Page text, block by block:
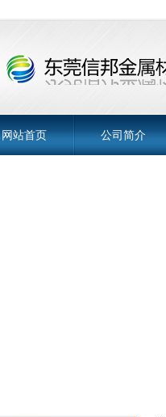
网站首页 公司简介